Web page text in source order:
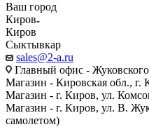
Ваш город
Киров
Киров
Сыктывкар
sales@2-a.ru
Главный офис -
Магазин - Кировская обл., г.
Магазин - г. Киров, ул.
Магазин - г. Киров, ул. В.
самолетом)